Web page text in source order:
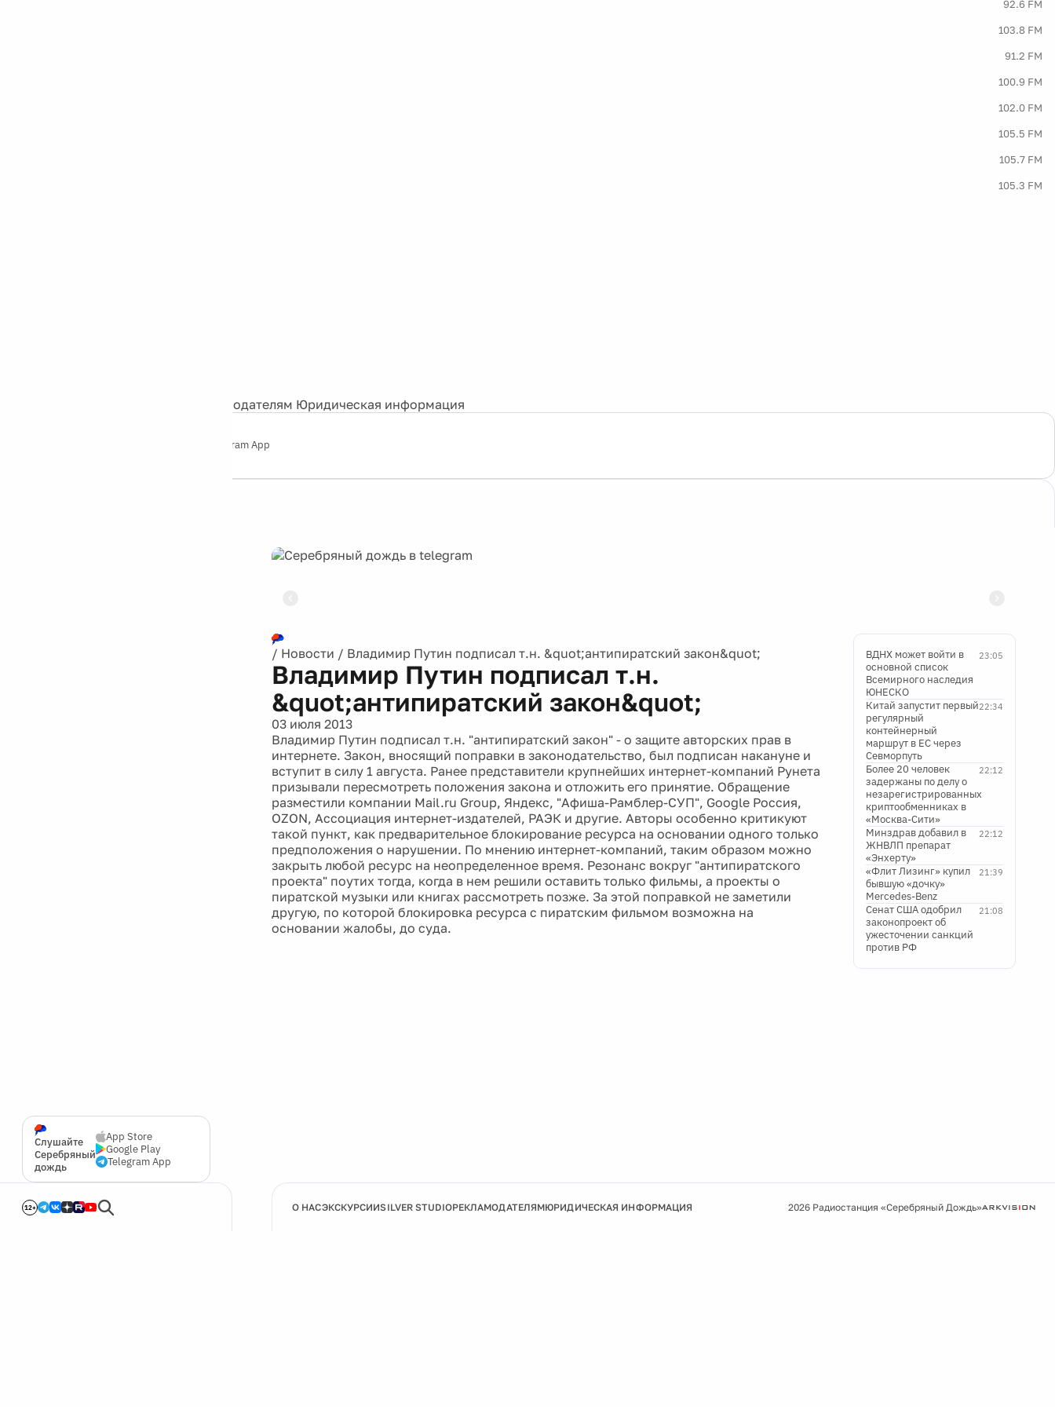
92.6 FM
103.8 FM
91.2 FM
100.9 FM
102.0 FM
105.5 FM
105.7 FM
105.3 FM
Рекламодателям Юридическая информация
Telegram App
Слушайте
Серебряный
дождь
App Store
Google Play
Telegram App
12+
/ Новости / Владимир Путин подписал т.н. &quot;антипиратский закон&quot;
Владимир Путин подписал т.н.
&quot;антипиратский закон&quot;
03 июля 2013
Владимир Путин подписал т.н. "антипиратский закон" - о защите авторских прав в
интернете. Закон, вносящий поправки в законодательство, был подписан накануне и
вступит в силу 1 августа. Ранее представители крупнейших интернет-компаний Рунета
призывали пересмотреть положения закона и отложить его принятие. Обращение
разместили компании Mail.ru Group, Яндекс, "Афиша-Рамблер-СУП", Google Россия,
OZON, Ассоциация интернет-издателей, РАЭК и другие. Авторы особенно критикуют
такой пункт, как предварительное блокирование ресурса на основании одного только
предположения о нарушении. По мнению интернет-компаний, таким образом можно
закрыть любой ресурс на неопределенное время. Резонанс вокруг "антипиратского
проекта" поутих тогда, когда в нем решили оставить только фильмы, а проекты о
пиратской музыки или книгах рассмотреть позже. За этой поправкой не заметили
другую, по которой блокировка ресурса с пиратским фильмом возможна на
основании жалобы, до суда.
23:05
ВДНХ может войти в
основной список
Всемирного наследия
ЮНЕСКО
22:34
Китай запустит первый
регулярный
контейнерный
маршрут в ЕС через
Севморпуть
22:12
Более 20 человек
задержаны по делу о
незарегистрированных
криптообменниках в
«Москва-Сити»
22:12
Минздрав добавил в
ЖНВЛП препарат
«Энхерту»
21:39
«Флит Лизинг» купил
бывшую «дочку»
Mercedes-Benz
21:08
Сенат США одобрил
законопроект об
ужесточении санкций
против РФ
О НАСЭКСКУРСИИSILVER STUDIOРЕКЛАМОДАТЕЛЯМЮРИДИЧЕСКАЯ ИНФОРМАЦИЯ 2026 Радиостанция «Серебряный Дождь»